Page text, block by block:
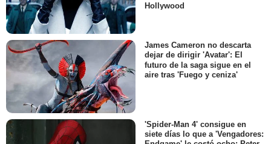
Hollywood
James Cameron no descarta
dejar de dirigir 'Avatar': El
futuro de la saga sigue en el
aire tras 'Fuego y ceniza'
'Spider-Man 4' consigue en
siete días lo que a 'Vengadores: